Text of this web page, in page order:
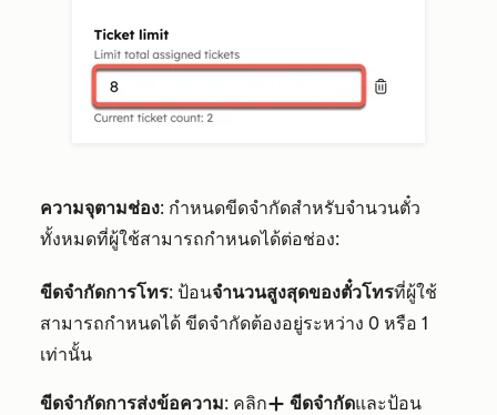
ความจุตามช่อง: กำหนดขีดจำกัดสำหรับจำนวนตั๋ว
ทั้งหมดที่ผู้ใช้สามารถกำหนดได้ต่อช่อง:
ขีดจำกัดการโทร: ป้อนจำนวนสูงสุดของตั๋วโทรที่ผู้ใช้
สามารถกำหนดได้ ขีดจำกัดต้องอยู่ระหว่าง 0 หรือ 1
เท่านั้น
ขีดจำกัดการส่งข้อความ: คลิกadd ขีดจำกัดและป้อน